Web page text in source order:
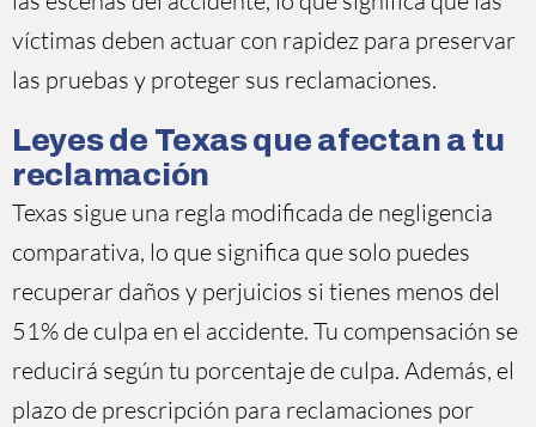
víctimas deben actuar con rapidez para preservar
las pruebas y proteger sus reclamaciones.
Leyes de Texas que afectan a tu
reclamación
Texas sigue una regla modificada de negligencia
comparativa, lo que significa que solo puedes
recuperar daños y perjuicios si tienes menos del
51% de culpa en el accidente. Tu compensación se
reducirá según tu porcentaje de culpa. Además, el
plazo de prescripción para reclamaciones por